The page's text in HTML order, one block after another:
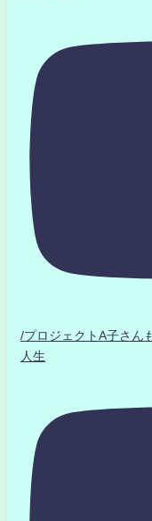
/プロジェクトA子さん
人生